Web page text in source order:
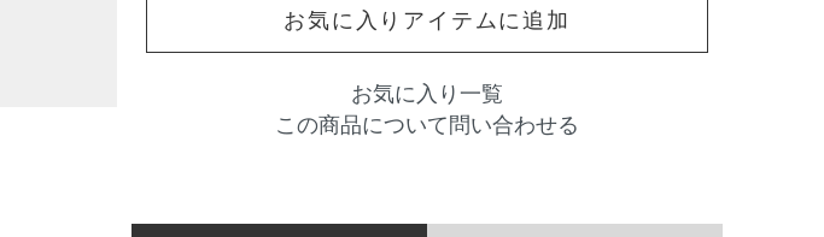
お気に入りアイテムに追加
お気に入り一覧
この商品について問い合わせる